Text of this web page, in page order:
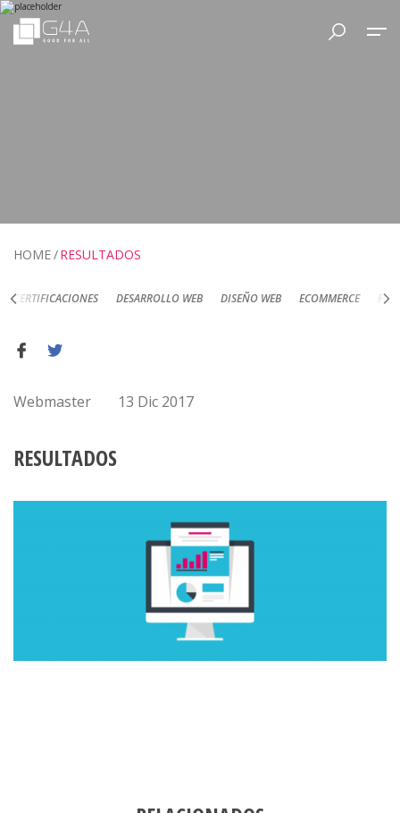
HOME RESULTADOS
DESARROLLO WEB DISEÑO WEB ECOMMERCE FOTOGRAFÍA DE
Webmaster 13 Dic 2017
RESULTADOS